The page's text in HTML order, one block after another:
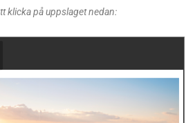
klicka på uppslaget nedan: